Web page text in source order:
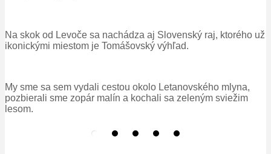
Na skok od Levoče sa nachádza aj Slovenský raj, ktorého už
ikonickými miestom je Tomášovský výhľad.
My sme sa sem vydali cestou okolo Letanovského mlyna,
pozbierali sme zopár malín a kochali sa zeleným sviežim
lesom.